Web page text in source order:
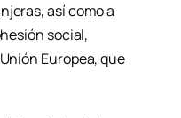
así como a
social,
Europea, que